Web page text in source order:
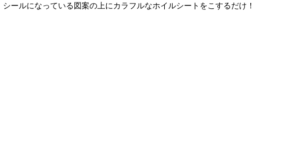
ールになっている図案の上にカラフルなホイルシートをこするだけ！